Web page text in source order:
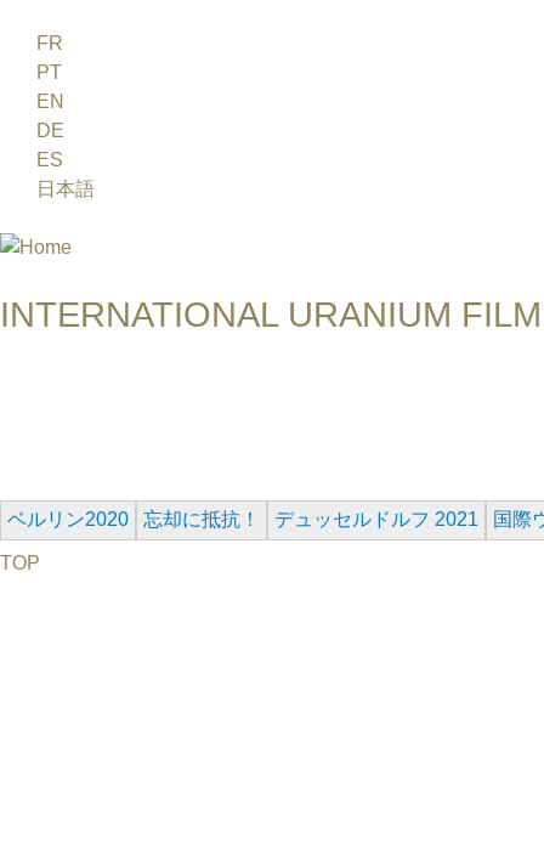
Jump to navigation
FR
PT
EN
DE
ES
日本語
INTERNATIONAL URANIUM
ベルリン2020 忘却に抵抗！ デュッセルドルフ 2021 国際
TOP